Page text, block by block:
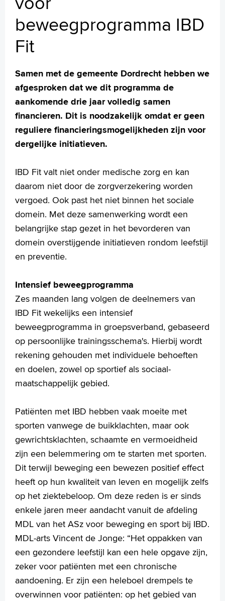
Wetenschappelijk onderzoek
Tekstgrootte A+
Voorleesfunctie
Language
Zoeken
English
Français
Polski
Türkçe
Arabisch
beweegprogramma IBD
Fit
Samen met de gemeente Dordrecht hebben we
afgesproken dat we dit programma de
aankomende drie jaar volledig samen
financieren. Dit is noodzakelijk omdat er geen
reguliere financieringsmogelijkheden zijn voor
dergelijke initiatieven.
IBD Fit valt niet onder medische zorg en kan
daarom niet door de zorgverzekering worden
vergoed. Ook past het niet binnen het sociale
domein. Met deze samenwerking wordt een
belangrijke stap gezet in het bevorderen van
domein overstijgende initiatieven rondom leefstijl
en preventie.
Intensief beweegprogramma
Zes maanden lang volgen de deelnemers van
IBD Fit wekelijks een intensief
beweegprogramma in groepsverband, gebaseerd
op persoonlijke trainingsschema's. Hierbij wordt
rekening gehouden met individuele behoeften
en doelen, zowel op sportief als sociaal-
maatschappelijk gebied.
Patiënten met IBD hebben vaak moeite met
sporten vanwege de buikklachten, maar ook
gewrichtsklachten, schaamte en vermoeidheid
zijn een belemmering om te starten met sporten.
Dit terwijl beweging een bewezen positief effect
heeft op hun kwaliteit van leven en mogelijk zelfs
op het ziektebeloop. Om deze reden is er sinds
enkele jaren meer aandacht vanuit de afdeling
MDL van het ASz voor beweging en sport bij IBD.
MDL-arts Vincent de Jonge: “Het oppakken van
een gezondere leefstijl kan een hele opgave zijn,
zeker voor patiënten met een chronische
aandoening. Er zijn een heleboel drempels te
overwinnen voor patiënten: op het gebied van